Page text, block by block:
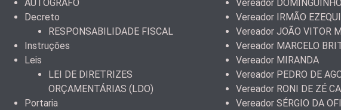
AUTÓGRAFO
Decreto
RESPONSABILIDADE FISCAL
Instruções
Leis
LEI DE DIRETRIZES
ORÇAMENTÁRIAS (LDO)
Portaria
Vereador
Vereador IRMÃO
Vereador JOÃO VITOR
Vereador MARCELO
Vereador MIRANDA
Vereador PEDRO DE
Vereador RONI DE ZÉ
Vereador SÉRGIO DA